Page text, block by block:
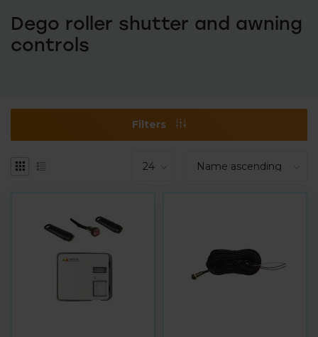
Dego roller shutter and awning
controls
Filters